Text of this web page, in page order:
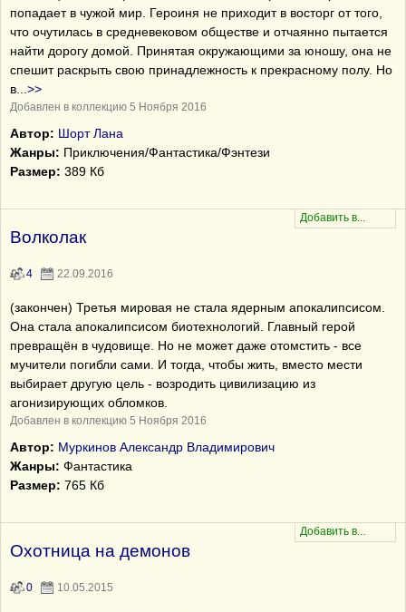
попадает в чужой мир. Героиня не приходит в восторг от того,
что очутилась в средневековом обществе и отчаянно пытается
найти дорогу домой. Принятая окружающими за юношу, она не
спешит раскрыть свою принадлежность к прекрасному полу. Но
в
>>
Добавлен в коллекцию 5 Ноября 2016
Автор: Шорт Лана
Жанры: Приключения/Фантастика/Фэнтези
Размер: 389 Кб
Волколак
4 22.09.2016
(закончен) Третья мировая не стала ядерным апокалипсисом.
Она стала апокалипсисом биотехнологий. Главный герой
превращён в чудовище. Но не может даже отомстить - все
мучители погибли сами. И тогда, чтобы жить, вместо мести
выбирает другую цель - возродить цивилизацию из
агонизирующих обломков.
Добавлен в коллекцию 5 Ноября 2016
Автор: Муркинов Александр Владимирович
Жанры: Фантастика
Размер: 765 Кб
Охотница на демонов
0 10.05.2015